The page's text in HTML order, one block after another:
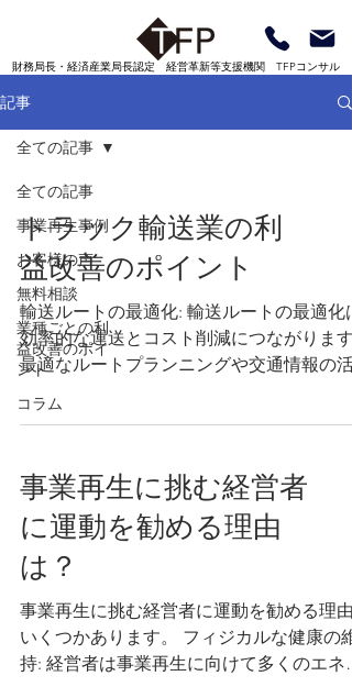
財務局長・経済産業局長認定 経営革新等支援機関 TFPコンサル
記事
全ての記事
事業再生事例
お客様の声
無料相談
業種ごとの利
益改善のポイ
ント
コラム
全ての記事
トラック輸送業の利
益改善のポイント
輸送ルートの最適化: 輸送ルートの最適化は
効率的な運送とコスト削減につながります
最適なルートプランニングや交通情報の活
送効率を向上させましょう。 燃費の改善と
る大きなコスト要素です。燃費の改...
事業再生に挑む経営者
に運動を勧める理由
は？
事業再生に挑む経営者に運動を勧める理由
いくつかあります。 フィジカルな健康の維
持: 経営者は事業再生に向けて多くのエネル